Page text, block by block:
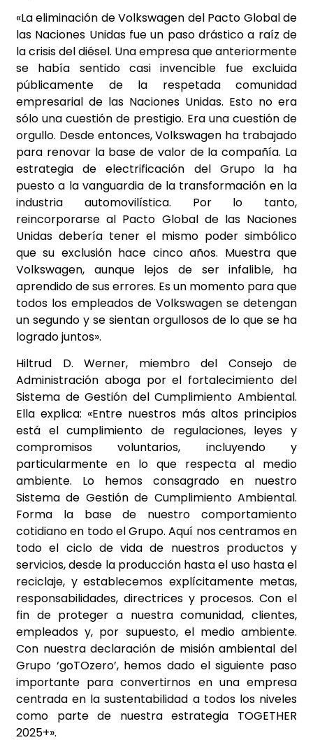
«La eliminación de Volkswagen del Pacto Global de
las Naciones Unidas fue un paso drástico a raíz de
la crisis del diésel. Una empresa que anteriormente
se había sentido casi invencible fue excluida
públicamente de la respetada comunidad
empresarial de las Naciones Unidas. Esto no era
sólo una cuestión de prestigio. Era una cuestión de
orgullo. Desde entonces, Volkswagen ha trabajado
para renovar la base de valor de la compañía. La
estrategia de electrificación del Grupo la ha
puesto a la vanguardia de la transformación en la
industria automovilística. Por lo tanto,
reincorporarse al Pacto Global de las Naciones
Unidas debería tener el mismo poder simbólico
que su exclusión hace cinco años. Muestra que
Volkswagen, aunque lejos de ser infalible, ha
aprendido de sus errores. Es un momento para que
todos los empleados de Volkswagen se detengan
un segundo y se sientan orgullosos de lo que se ha
logrado juntos».
Hiltrud D. Werner, miembro del Consejo de
Administración aboga por el fortalecimiento del
Sistema de Gestión del Cumplimiento Ambiental.
Ella explica: «Entre nuestros más altos principios
está el cumplimiento de regulaciones, leyes y
compromisos voluntarios, incluyendo y
particularmente en lo que respecta al medio
ambiente. Lo hemos consagrado en nuestro
Sistema de Gestión de Cumplimiento Ambiental.
Forma la base de nuestro comportamiento
cotidiano en todo el Grupo. Aquí nos centramos en
todo el ciclo de vida de nuestros productos y
servicios, desde la producción hasta el uso hasta el
reciclaje, y establecemos explícitamente metas,
responsabilidades, directrices y procesos. Con el
fin de proteger a nuestra comunidad, clientes,
empleados y, por supuesto, el medio ambiente.
Con nuestra declaración de misión ambiental del
Grupo ‘goTOzero’, hemos dado el siguiente paso
importante para convertirnos en una empresa
centrada en la sustentabilidad a todos los niveles
como parte de nuestra estrategia TOGETHER
2025+».